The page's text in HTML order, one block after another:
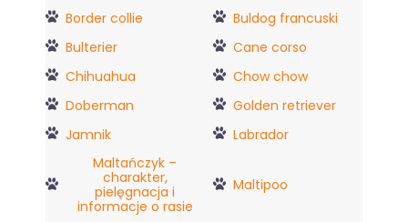
Border collie
Buldog francuski
Bulterier
Cane corso
Chihuahua
Chow chow
Doberman
Golden retriever
Jamnik
Labrador
Maltańczyk –
charakter,
pielęgnacja i
informacje o rasie
Maltipoo